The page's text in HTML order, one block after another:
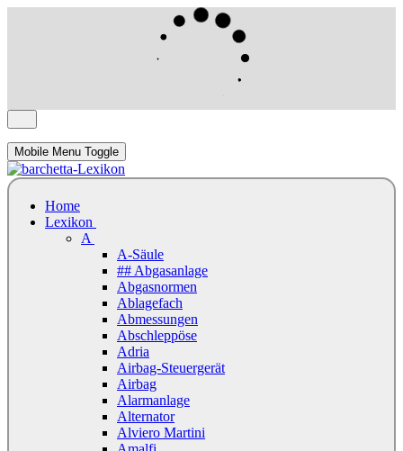
Mobile Menu Toggle
Home
Lexikon
A
A-Säule
## Abgasanlage
Abgasnormen
Ablagefach
Abmessungen
Abschleppöse
Adria
Airbag-Steuergerät
Airbag
Alarmanlage
Alternator
Alviero Martini